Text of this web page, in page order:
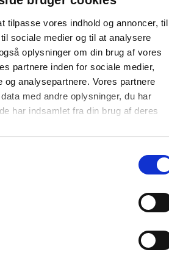
tilpasse vores indhold og annoncer, til
sociale medier og til at analysere
oplysninger om din brug af vores
partnere inden for sociale medier,
og analysepartnere. Vores partnere
med andre oplysninger, du har
har indsamlet fra din brug af deres
også
Esselte Vivida ringordner A5